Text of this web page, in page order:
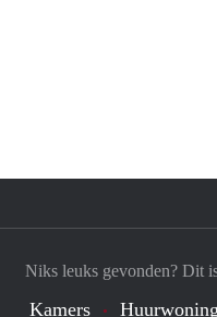
Niks leuks gevonden? Dit
Kamers